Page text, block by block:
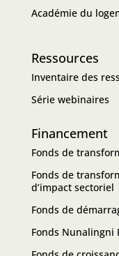
Académie du
Ressources
Inventaire des
Série webinaires
Financement
Fonds de
Fonds de
d’impact sectoriel
Fonds de
Fonds